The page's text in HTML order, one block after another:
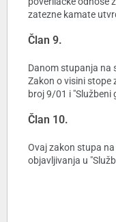
zatezne kamate
Član 9.
Danom stupanja na
Zakon o visini stope
broj 9/01 i "Službeni
Član 10.
Ovaj zakon stupa
objavljivanja u